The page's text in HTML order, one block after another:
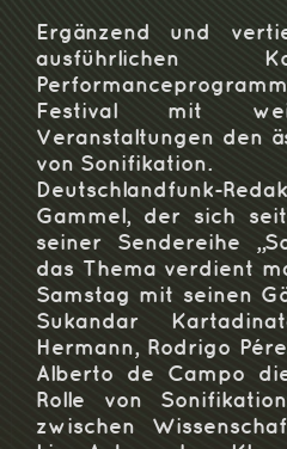
Ergänzend und
ausführlichen
Festival mit
Veranstaltungen den
von Sonifikation.
Deutschlandfunk-
Gammel, der sich
seiner Sendereihe
das Thema verdient
Samstag mit seinen
Sukandar
Hermann, Rodrigo
Alberto de Campo
Rolle von
zwischen